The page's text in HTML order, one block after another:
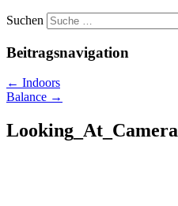
Suchen
Beitragsnavigation
← Indoors
Balance →
Looking_At_Camera